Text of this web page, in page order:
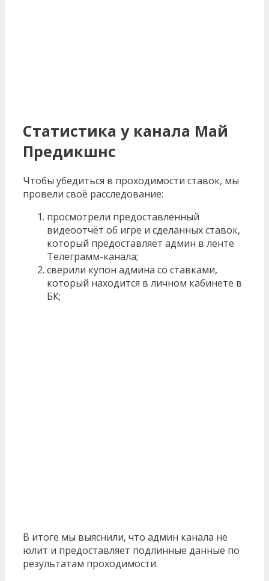
Статистика у канала Май
Предикшнс
Чтобы убедиться в проходимости ставок, мы
провели своё расследование:
просмотрели предоставленный
видеоотчёт об игре и сделанных ставок,
который предоставляет админ в ленте
Телеграмм-канала;
сверили купон админа со ставками,
который находится в личном кабинете в
БК;
В итоге мы выяснили, что админ канала не
юлит и предоставляет подлинные данные по
результатам проходимости.